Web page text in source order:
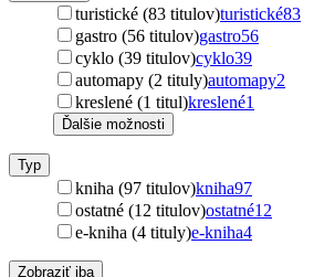
turistické (83 titulov)turistické83
gastro (56 titulov)gastro56
cyklo (39 titulov)cyklo39
automapy (2 tituly)automapy2
kreslené (1 titul)kreslené1
Ďalšie možnosti
Typ
kniha (97 titulov)kniha97
ostatné (12 titulov)ostatné12
e-kniha (4 tituly)e-kniha4
Zobraziť iba